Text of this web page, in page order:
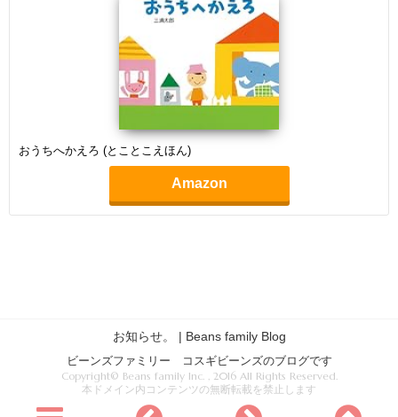
おうちへかえろ (とことこえほん)
Amazon
お知らせ。 | Beans family Blog
ビーンズファミリー コスギビーンズのブログです
Copyright© Beans family Inc. , 2016 All Rights Reserved.
本ドメイン内コンテンツの無断転載を禁止します